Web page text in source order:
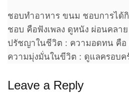
ชอบทำอาหาร ขนม ชอบการได้
ชอบ คือฟังเพลง ดูหนัง ผ่อนคลา
ปรัชญาในชีวิต : ความอดทน คื
ความมุ่งมั่นในขีวิต : ดูแลครอบค
Leave a Reply